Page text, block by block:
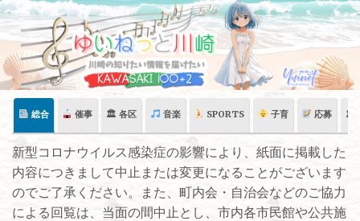
Skip
content
総合 催事 🏛 各区 音楽 SPORTS 子育 応募 🏛
新型コロナウイルス感染症の影響により、紙面に掲載した
内容につきまして中止または変更になることがございます
のでご了承ください。また、町内会・自治会などのご協力
による回覧は、当面の間中止とし、市内各市民館や公共施